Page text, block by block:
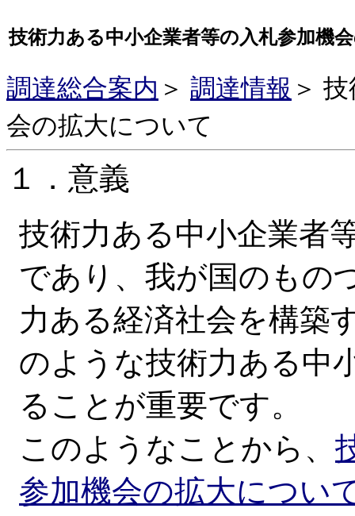
技術力ある中小企業者等の入札参加機
調達総合案内 ＞ 調達情報 ＞
会の拡大について
１．意義
技術力ある中小企業者
であり、我が国のもの
力ある経済社会を構築
のような技術力ある中
ることが重要です。
このようなことから、
参加機会の拡大につい